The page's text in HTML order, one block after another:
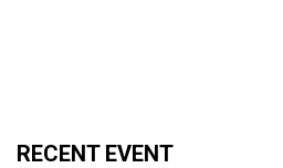
RECENT EVENT